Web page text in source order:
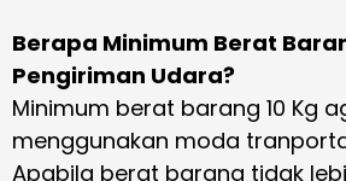
Berapa Minimum Berat
Pengiriman Udara?
Minimum berat barang 10 Kg
menggunakan moda
Apabila berat barang tidak